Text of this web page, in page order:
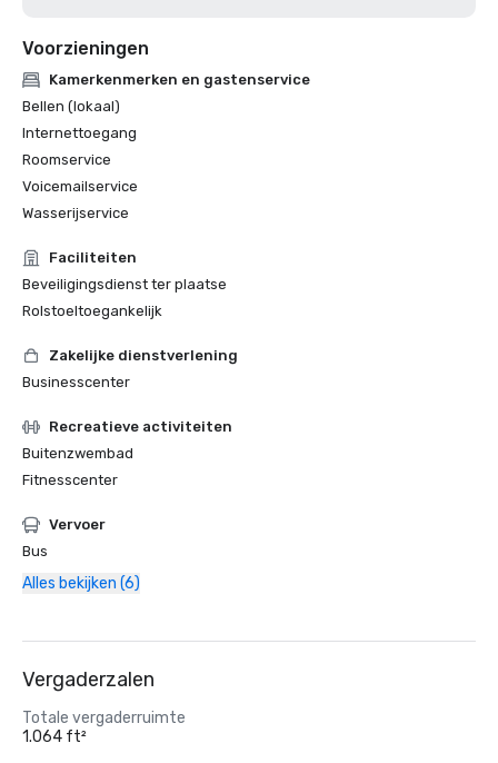
Voorzieningen
Kamerkenmerken en gastenservice
Bellen (lokaal)
Internettoegang
Roomservice
Voicemailservice
Wasserijservice
Faciliteiten
Beveiligingsdienst ter plaatse
Rolstoeltoegankelijk
Zakelijke dienstverlening
Businesscenter
Recreatieve activiteiten
Buitenzwembad
Fitnesscenter
Vervoer
Bus
Alles bekijken (6)
Vergaderzalen
Totale vergaderruimte
1.064 ft²